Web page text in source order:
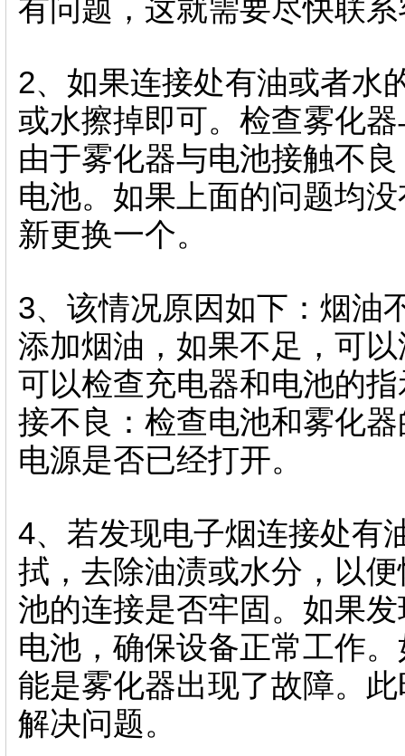
有问题，这就需要尽快联
2、如果连接处有油或者水
或水擦掉即可。检查雾化
由于雾化器与电池接触不
电池。如果上面的问题均
新更换一个。
3、该情况原因如下：烟油
添加烟油，如果不足，可
可以检查充电器和电池的
接不良：检查电池和雾化
电源是否已经打开。
4、若发现电子烟连接处有
拭，去除油渍或水分，以
池的连接是否牢固。如果
电池，确保设备正常工作
能是雾化器出现了故障。
解决问题。